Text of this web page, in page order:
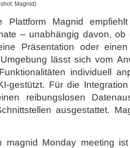
Magnid)
Plattform Magnid
– unabhängig davon,
Präsentation oder
lässt sich vom
individuell
gestützt. Für die
reibungslosen
ausgestattet.
magnid Monday meeting